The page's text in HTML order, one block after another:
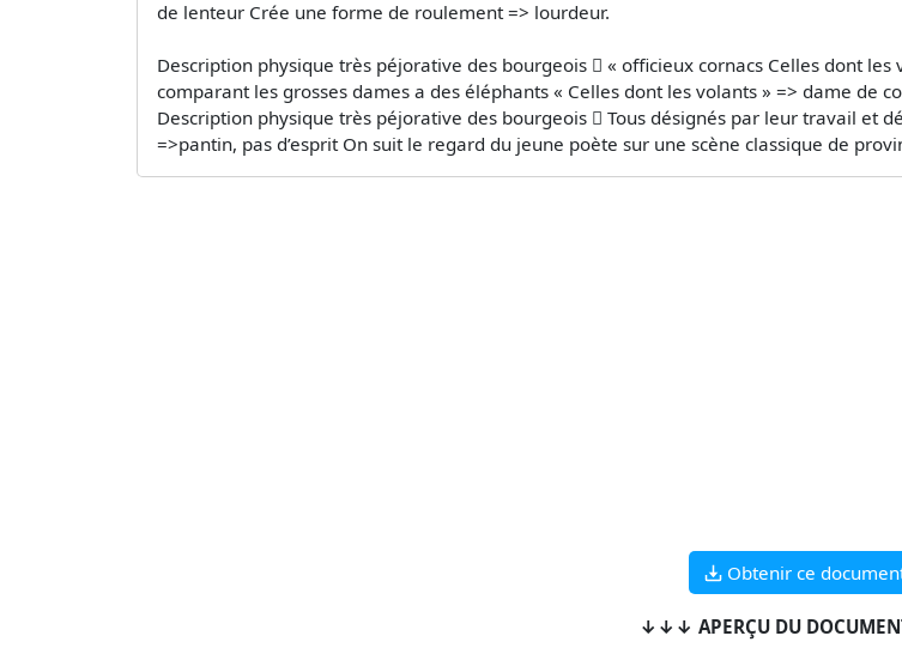
de lenteur Crée une forme de roulement => lourdeur.
Description physique très péjorative des bourgeois  « officieux cornacs Celles dont
comparant les grosses dames a des éléphants « Celles dont les volants » => dame de
Description physique très péjorative des bourgeois  Tous désignés par leur travail et
=>pantin, pas d’esprit On suit le regard du jeune poète sur une scène classique de
Obtenir ce
↓↓↓ APERÇU DU